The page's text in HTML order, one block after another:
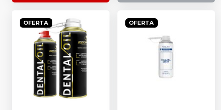
OFERTA OFERTA